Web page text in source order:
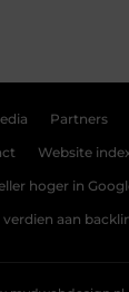
Partners
Website
hoger in
aan